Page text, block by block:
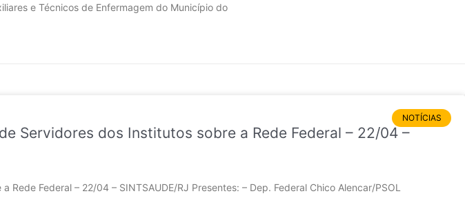
e Técnicos de Enfermagem do Município do
NOTÍCIAS
Servidores dos Institutos sobre a Rede Federal – 22/04 –
Federal – 22/04 – SINTSAUDE/RJ Presentes: – Dep. Federal Chico Alencar/PSOL